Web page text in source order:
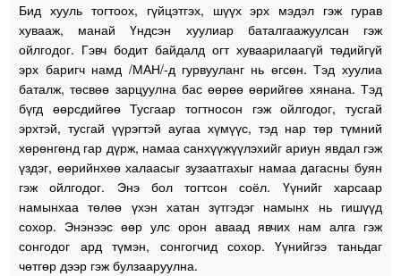
Бид хууль тогтоох, гүйцэтгэх, шүүх эрх мэдэл гэж гурав
хувааж, манай Үндсэн хуулиар баталгаажуулсан гэж
ойлгодог. Гэвч бодит байдалд огт хуваарилаагүй төдийгүй
эрх баригч намд /МАН/-д гурвууланг нь өгсөн. Тэд хуулиа
баталж, төсвөө зарцуулна бас өөрөө өөрийгөө хянана. Тэд
бүгд өөрсдийгөө Тусгаар тогтносон гэж ойлгодог, тусгай
эрхтэй, тусгай үүрэгтэй аугаа хүмүүс, тэд нар төр түмний
хөрөнгөнд гар дүрж, намаа санхүүжүүлэхийг ариун явдал гэж
үздэг, өөрийнхөө халаасыг зузаатгахыг намаа дагасны буян
гэж ойлгодог. Энэ бол тогтсон соёл. Үүнийг харсаар
намынхаа төлөө үхэн хатан зүтгэдэг намынх нь гишүүд
сохор. Энэнээс өөр улс орон аваад явчих нам алга гэж
сонгодог ард түмэн, сонгогчид сохор. Үүнийгээ таньдаг
чөтгөр дээр гэж булзааруулна.